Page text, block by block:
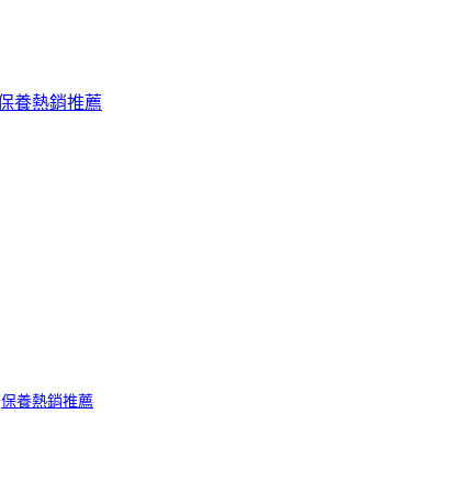
保養熱銷推薦